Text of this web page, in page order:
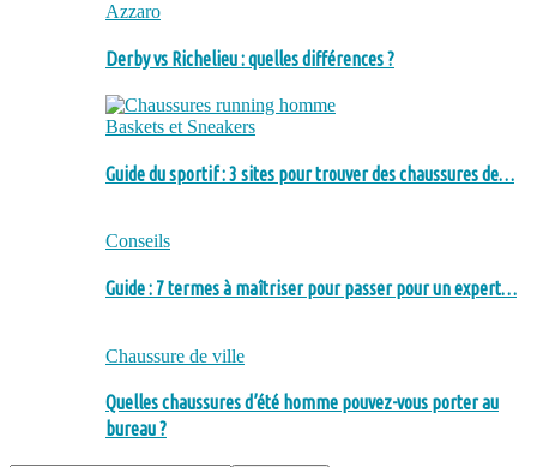
Azzaro
Derby vs Richelieu : quelles différences ?
Baskets et Sneakers
Guide du sportif : 3 sites pour trouver des chaussures de…
Conseils
Guide : 7 termes à maîtriser pour passer pour un expert…
Chaussure de ville
Quelles chaussures d’été homme pouvez-vous porter au
bureau ?